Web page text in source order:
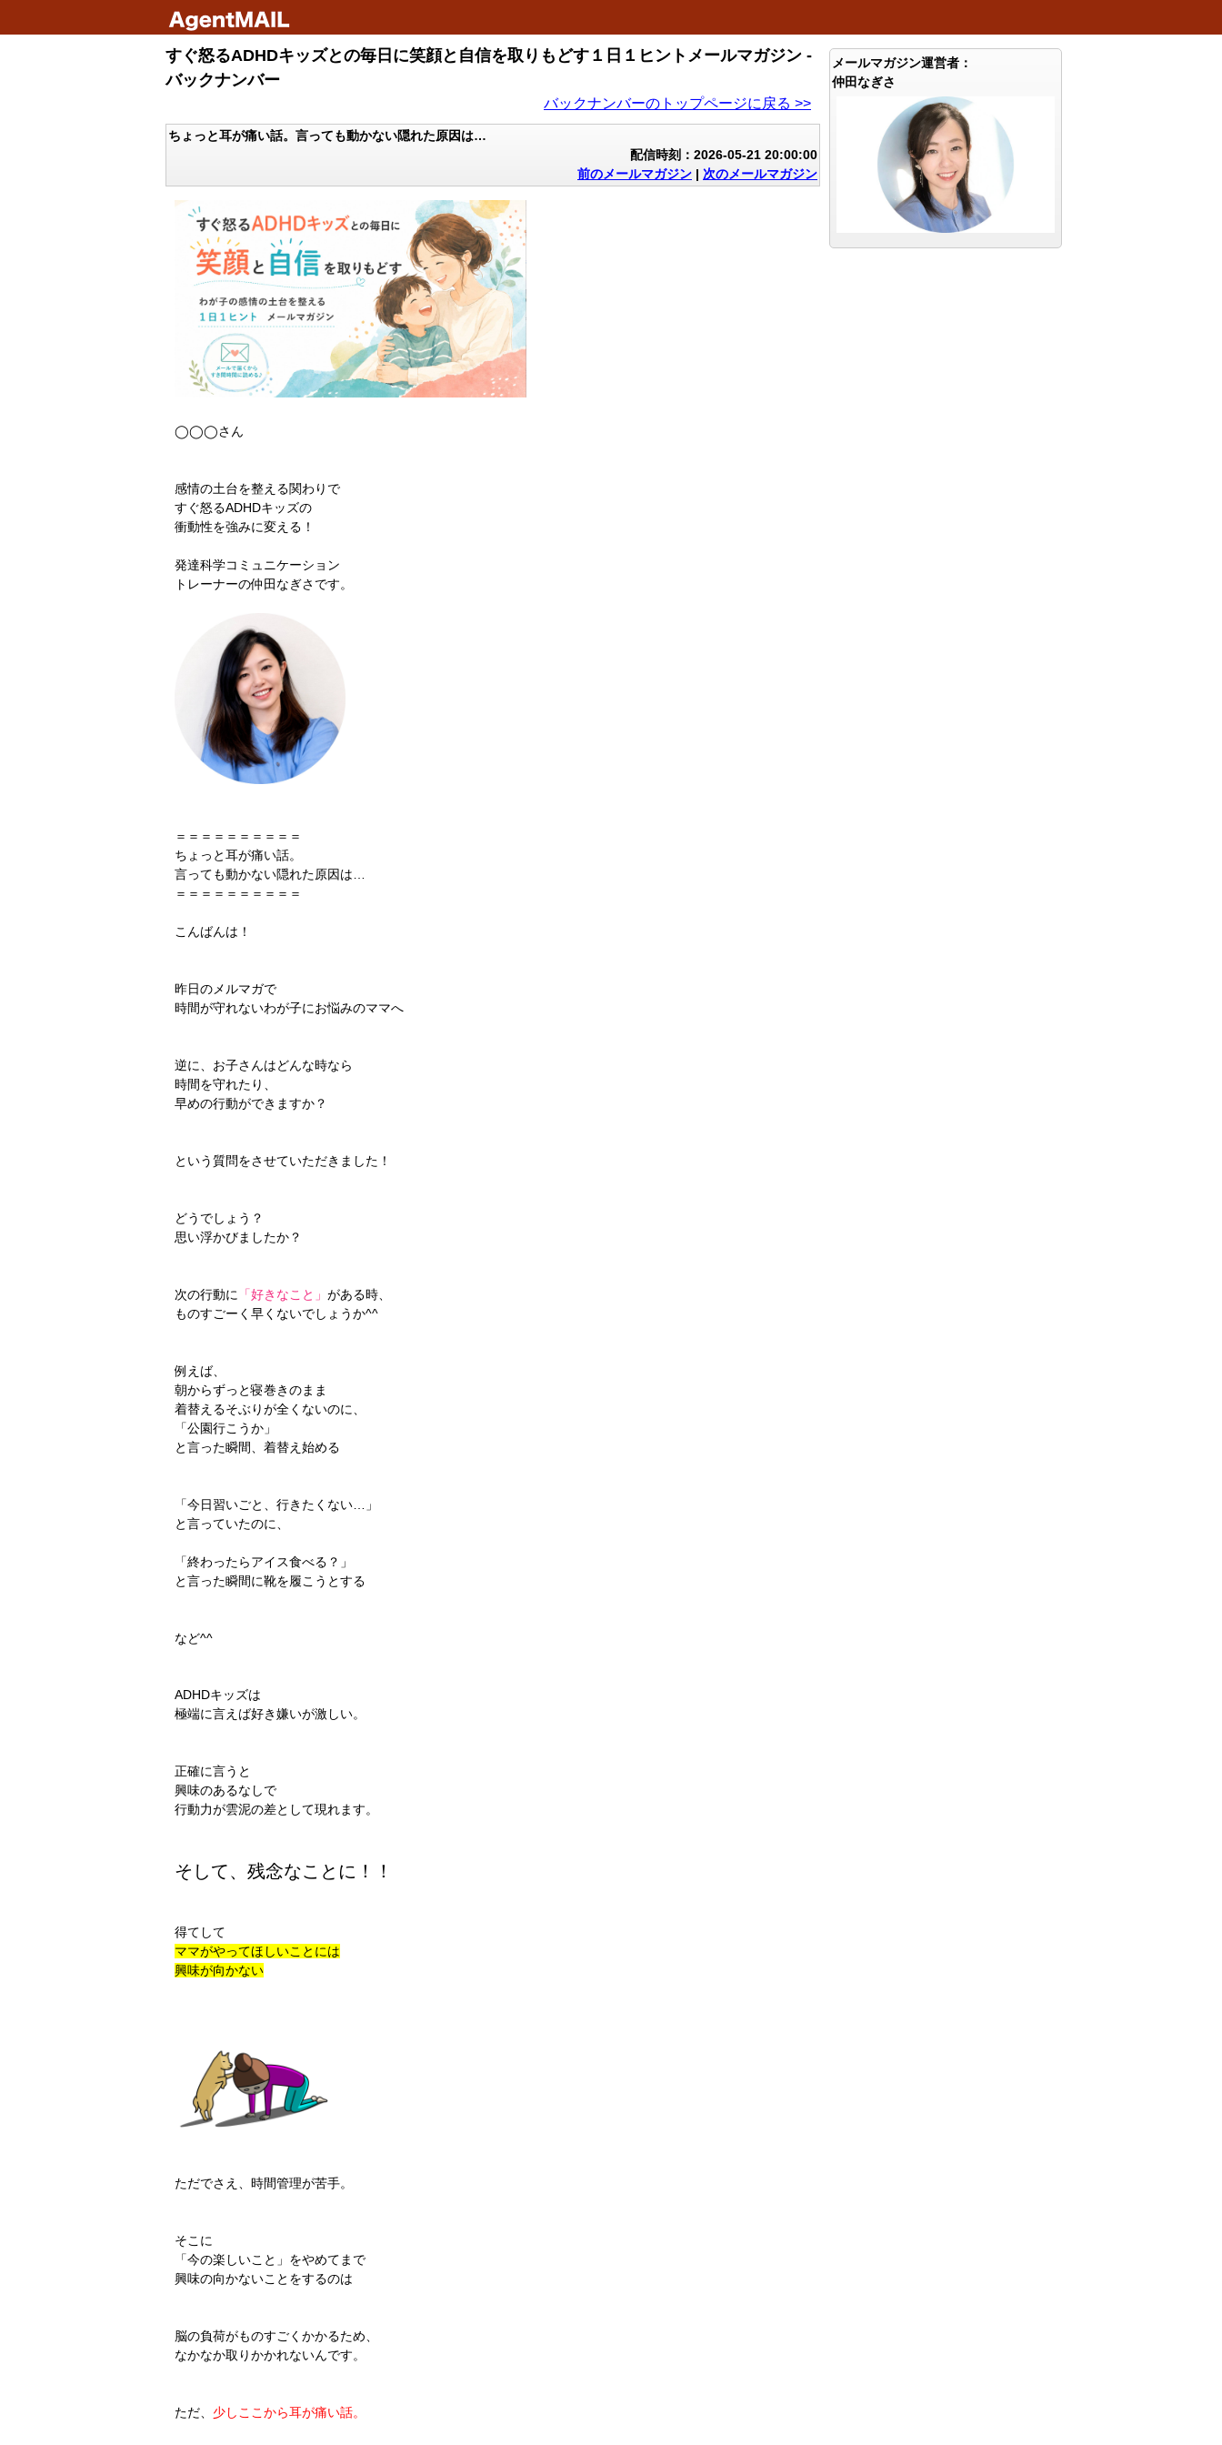
すぐ怒るADHDキッズとの毎日に笑顔と自信を取りもどす１日１ヒントメールマガジン -
バックナンバー
バックナンバーのトップページに戻る >>
ちょっと耳が痛い話。言っても動かない隠れた原因は…
配信時刻：2026-05-21 20:00:00
前のメールマガジン | 次のメールマガジン
◯◯◯さん
感情の土台を整える関わりで
すぐ怒るADHDキッズの
衝動性を強みに変える！
発達科学コミュニケーション
トレーナーの仲田なぎさです。
＝＝＝＝＝＝＝＝＝＝
ちょっと耳が痛い話。
言っても動かない隠れた原因は…
＝＝＝＝＝＝＝＝＝＝
こんばんは！
昨日のメルマガで
時間が守れないわが子にお悩みのママへ
逆に、お子さんはどんな時なら
時間を守れたり、
早めの行動ができますか？
という質問をさせていただきました！
どうでしょう？
思い浮かびましたか？
次の行動に 「好きなこと」 がある時、
ものすごーく早くないでしょうか^^
例えば、
朝からずっと寝巻きのまま
着替えるそぶりが全くないのに、
「公園行こうか」
と言った瞬間、着替え始める
「今日習いごと、行きたくない…」
と言っていたのに、
「終わったらアイス食べる？」
と言った瞬間に靴を履こうとする
など^^
ADHDキッズは
極端に言えば好き嫌いが激しい。
正確に言うと
興味のあるなしで
行動力が雲泥の差として現れます。
そして、残念なことに！！
得てして
ママがやってほしいことには
興味が向かない
ただでさえ、時間管理が苦手。
そこに
「今の楽しいこと」をやめてまで
興味の向かないことをするのは
脳の負荷がものすごくかかるため、
なかなか取りかかれないんです。
ただ、 少しここから耳が痛い話。
メールマガジン運営者：
仲田なぎさ